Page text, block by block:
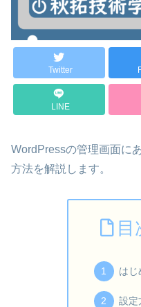
Twitter
LINE
WordPressの管理画面に
方法を解説します。
目
はじ
設定